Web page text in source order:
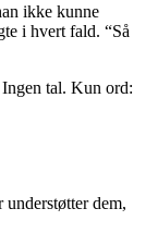
ikke kunne
i hvert fald. “Så
tal. Kun ord:
understøtter dem,